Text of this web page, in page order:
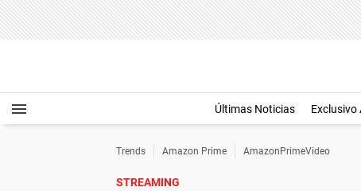
Últimas Noticias Exclusivo
Trends Amazon Prime AmazonPrimeVideo
STREAMING